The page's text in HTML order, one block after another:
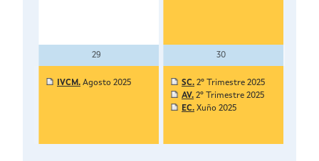
29 30
IVCM. Agosto 2025 SC. 2º Trimestre 2025
AV. 2º Trimestre 2025
EC. Xuño 2025